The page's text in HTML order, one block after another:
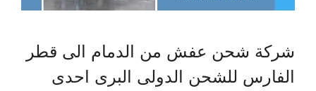
شركة شحن عفش من الدمام الى قطر
الفارس للشحن الدولى البرى احدى